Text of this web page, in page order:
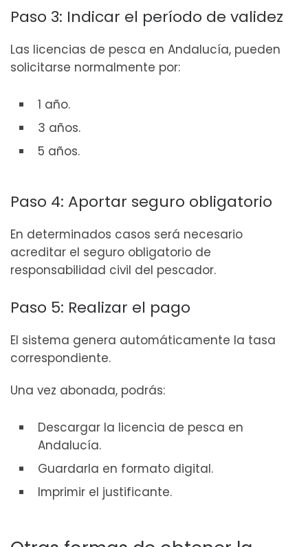
Paso 3: Indicar el período de validez
Las licencias de pesca en Andalucía, pueden
solicitarse normalmente por:
1 año.
3 años.
5 años.
Paso 4: Aportar seguro obligatorio
En determinados casos será necesario
acreditar el seguro obligatorio de
responsabilidad civil del pescador.
Paso 5: Realizar el pago
El sistema genera automáticamente la tasa
correspondiente.
Una vez abonada, podrás:
Descargar la licencia de pesca en
Andalucía.
Guardarla en formato digital.
Imprimir el justificante.